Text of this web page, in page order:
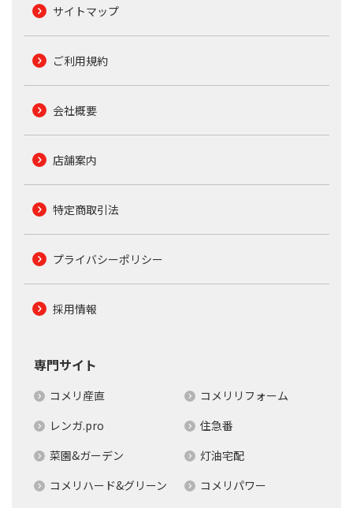
サイトマップ
ご利用規約
会社概要
店舗案内
特定商取引法
プライバシーポリシー
採用情報
専門サイト
コメリ産直
コメリリフォーム
レンガ.pro
住急番
菜園&ガーデン
灯油宅配
コメリハード&グリーン
コメリパワー